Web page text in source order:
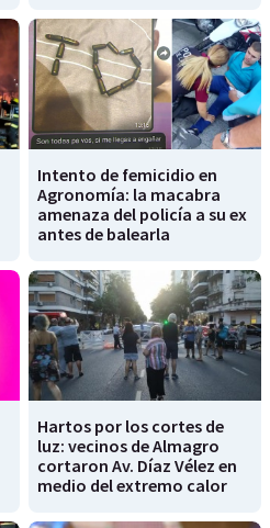
Intento de femicidio en
Agronomía: la macabra
amenaza del policía a su ex
antes de balearla
Hartos por los cortes de
luz: vecinos de Almagro
cortaron Av. Díaz Vélez en
medio del extremo calor